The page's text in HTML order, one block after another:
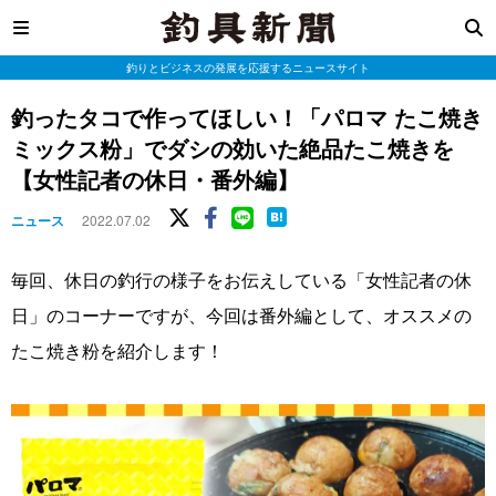
釣りとビジネスの発展を応援するニュースサイト
釣ったタコで作ってほしい！「パロマ たこ焼き
ミックス粉」でダシの効いた絶品たこ焼きを
【女性記者の休日・番外編】
ニュース 2022.07.02
毎回、休日の釣行の様子をお伝えしている「女性記者の休
日」のコーナーですが、今回は番外編として、オススメの
たこ焼き粉を紹介します！